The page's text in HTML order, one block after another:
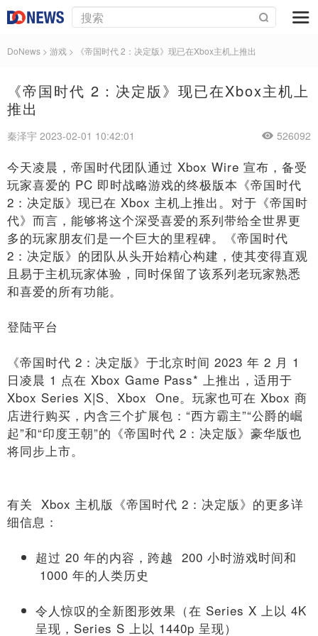
DoNews > 游戏 > 《帝国时代 2：决定版》现已在Xbox主机上推出
《帝国时代 2：决定版》现已在Xbox主机上
推出
秦泽宇 2023-02-01 10:42:01 526092
今天凌晨，帝国时代团队通过 Xbox Wire 宣布，备受
玩家喜爱的 PC 即时战略游戏的终极版本《帝国时代
2：决定版》现已在 Xbox 主机上推出。对于《帝国时
代》而言，能够将这个深受喜爱的系列带给全世界更
多的玩家朋友们是一个巨大的里程碑。《帝国时代
2：决定版》的团队从头开始精心构建，使其变得直观
且易于主机玩家体验，同时保留了该系列老玩家熟悉
和喜爱的所有功能。
登陆平台
《帝国时代 2：决定版》于北京时间 2023 年 2 月 1
日凌晨 1 点在 Xbox Game Pass* 上推出，适用于
Xbox Series X|S、Xbox One。玩家也可在 Xbox 商
店进行购买，内含三个扩展包：“西方霸主”“公爵的崛
起”和“印度王朝”的《帝国时代 2：决定版》豪华版也
将同步上市。
有关 Xbox 主机版《帝国时代 2：决定版》的更多详
细信息：
超过 20 年的内容，跨越 200 小时游戏时间和
1000 年的人类历史
令人惊叹的全新图形效果（在 Series X 上以 4K
呈现，Series S 上以 1440p 呈现）